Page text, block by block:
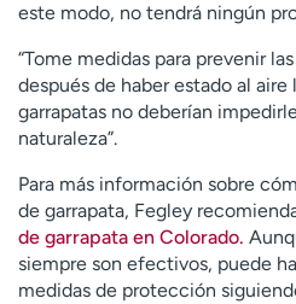
este modo, no tendrá ningún
“Tome medidas para prevenir
después de haber estado al aire
garrapatas no deberían
naturaleza”.
Para más información sobre
de garrapata, Fegley
de garrapata en Colorado.
siempre son efectivos, puede
medidas de protección